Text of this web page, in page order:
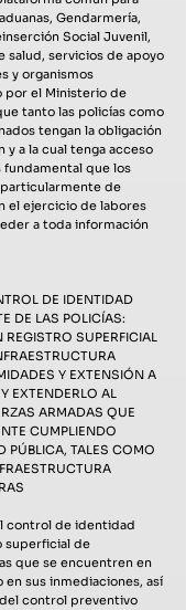
Gendarmería,
Social Juvenil,
salud, servicios de apoyo
y organismos
por el Ministerio de
tanto las policías como
tengan la obligación
y a la cual tenga acceso
fundamental que los
de
el ejercicio de labores
a toda información
DE IDENTIDAD
DE LAS POLICÍAS:
SUPERFICIAL
Y EXTENSIÓN A
EXTENDERLO AL
ARMADAS QUE
CUMPLIENDO
PÚBLICA, TALES COMO
control de identidad
superficial de
que se encuentren en
sus inmediaciones, así
control preventivo